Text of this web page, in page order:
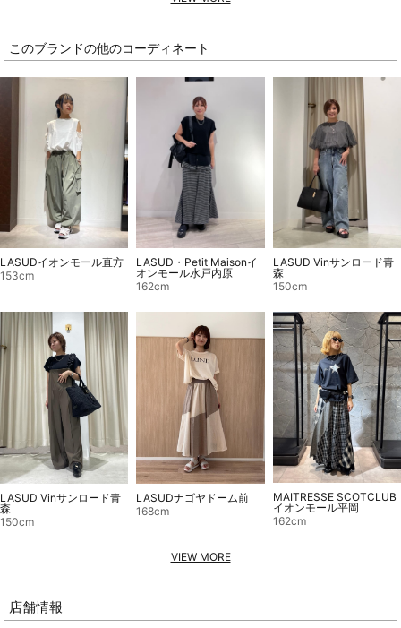
このブランドの他のコーディネート
LASUDイオンモール直方
153cm
LASUD・Petit Maisonイ
オンモール水戸内原
162cm
LASUD Vinサンロード青
森
150cm
LASUD Vinサンロード青
森
150cm
LASUDナゴヤドーム前
168cm
MAITRESSE SCOTCLUB
イオンモール平岡
162cm
VIEW MORE
店舗情報